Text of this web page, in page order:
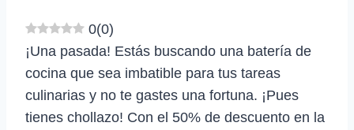
0(0)
¡Una pasada! Estás buscando una batería de
cocina que sea imbatible para tus tareas
culinarias y no te gastes una fortuna. ¡Pues
tienes chollazo! Con el 50% de descuento en la